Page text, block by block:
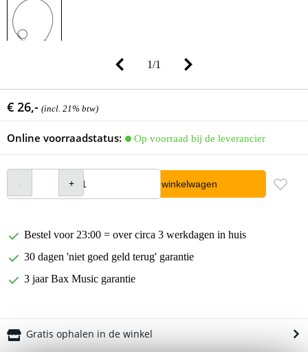
1/1
€ 26,- (incl. 21% btw)
Online voorraadstatus: Op voorraad bij de leverancier
In winkelwagen
Bestel voor 23:00 = over circa 3 werkdagen in huis
30 dagen 'niet goed geld terug' garantie
3 jaar Bax Music garantie
Gratis ophalen in de winkel